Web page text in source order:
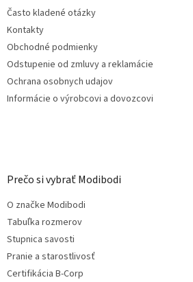
Často kladené otázky
Kontakty
Obchodné podmienky
Odstupenie od zmluvy a reklamácie
Ochrana osobnych udajov
Informácie o výrobcovi a dovozcovi
Prečo si vybrať Modibodi
O značke Modibodi
Tabuľka rozmerov
Stupnica savosti
Pranie a starostlivosť
Certifikácia B-Corp